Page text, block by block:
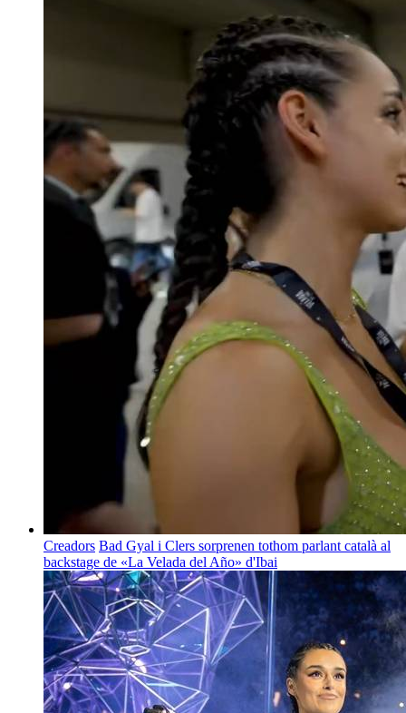
Creadors Bad Gyal i Clers sorprenen tothom parlant català al
backstage de «La Velada del Año» d'Ibai